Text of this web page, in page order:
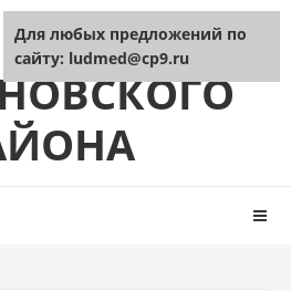
ЦРБ
Для любых предложений по
сайту: ludmed@cp9.ru